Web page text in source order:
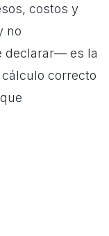
costos y
no
declarar— es la
correcto